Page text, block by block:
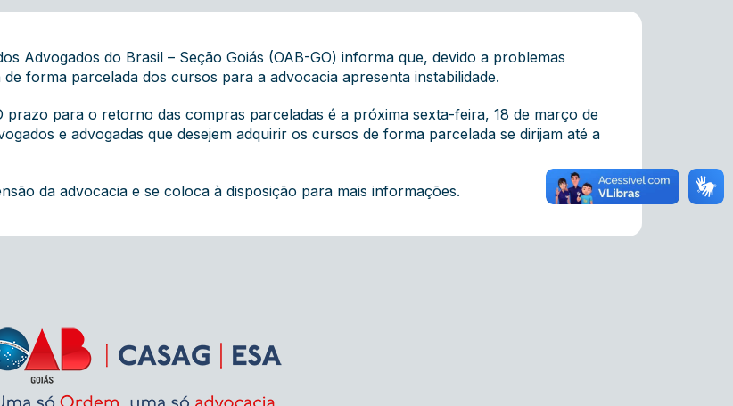
Advogados do Brasil – Seção Goiás (OAB-GO) informa que, devido a problemas
forma parcelada dos cursos para a advocacia apresenta instabilidade.
para o retorno das compras parceladas é a próxima sexta-feira, 18 de março de
e advogadas que desejem adquirir os cursos de forma parcelada se dirijam até a
da advocacia e se coloca à disposição para mais informações.